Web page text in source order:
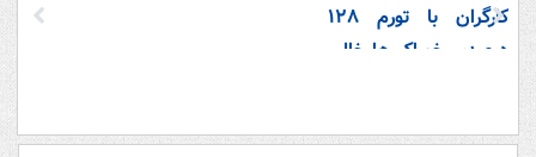
کارگران با تورم ۱۲۸
درصدی خوراکی‌ها خالی